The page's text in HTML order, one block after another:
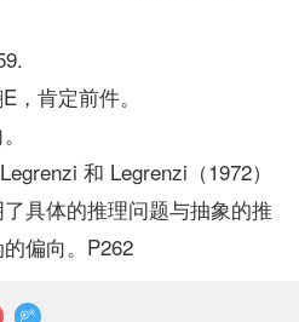
肯定前件。
和 Legrenzi（1972）
具体的推理问题与抽象的推
偏向。P262